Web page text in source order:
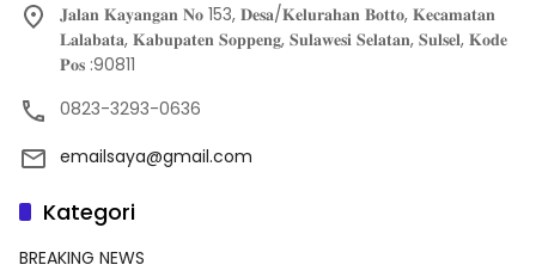
𝐉𝐚𝐥𝐚𝐧 𝐊𝐚𝐲𝐚𝐧𝐠𝐚𝐧 𝐍𝐨 153, 𝐃𝐞𝐬𝐚/𝐊𝐞𝐥𝐮𝐫𝐚𝐡𝐚𝐧 𝐁𝐨𝐭𝐭𝐨, 𝐊𝐞𝐜𝐚𝐦𝐚𝐭𝐚𝐧
𝐋𝐚𝐥𝐚𝐛𝐚𝐭𝐚, 𝐊𝐚𝐛𝐮𝐩𝐚𝐭𝐞𝐧 𝐒𝐨𝐩𝐩𝐞𝐧𝐠, 𝐒𝐮𝐥𝐚𝐰𝐞𝐬𝐢 𝐒𝐞𝐥𝐚𝐭𝐚𝐧, 𝐒𝐮𝐥𝐬𝐞𝐥, 𝐊𝐨𝐝𝐞
𝐏𝐨𝐬 :90811
0823-3293-0636
emailsaya@gmail.com
Kategori
BREAKING NEWS